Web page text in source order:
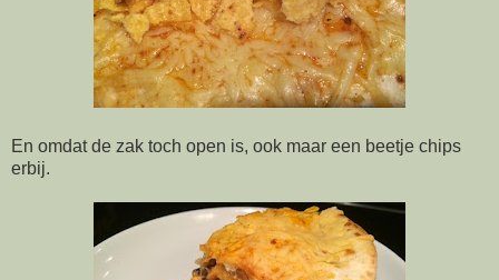
En omdat de zak toch open is, ook maar een beetje chips
erbij.